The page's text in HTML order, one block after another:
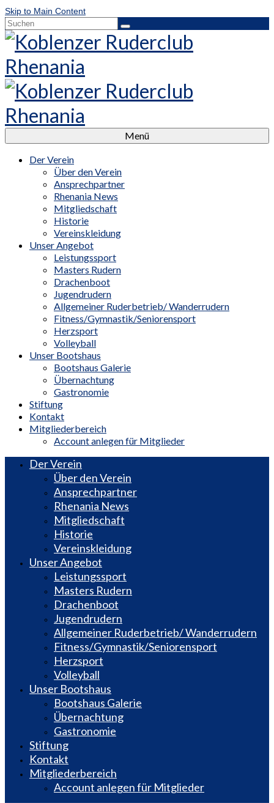
Skip to Main Content
Suchen
nach:
Menü
Der Verein
Über den Verein
Ansprechpartner
Rhenania News
Mitgliedschaft
Historie
Vereinskleidung
Unser Angebot
Leistungssport
Masters Rudern
Drachenboot
Jugendrudern
Allgemeiner Ruderbetrieb/ Wanderrudern
Fitness/Gymnastik/Seniorensport
Herzsport
Volleyball
Unser Bootshaus
Bootshaus Galerie
Übernachtung
Gastronomie
Stiftung
Kontakt
Mitgliederbereich
Account anlegen für Mitglieder
Der Verein
Über den Verein
Ansprechpartner
Rhenania News
Mitgliedschaft
Historie
Vereinskleidung
Unser Angebot
Leistungssport
Masters Rudern
Drachenboot
Jugendrudern
Allgemeiner Ruderbetrieb/ Wanderrudern
Fitness/Gymnastik/Seniorensport
Herzsport
Volleyball
Unser Bootshaus
Bootshaus Galerie
Übernachtung
Gastronomie
Stiftung
Kontakt
Mitgliederbereich
Account anlegen für Mitglieder